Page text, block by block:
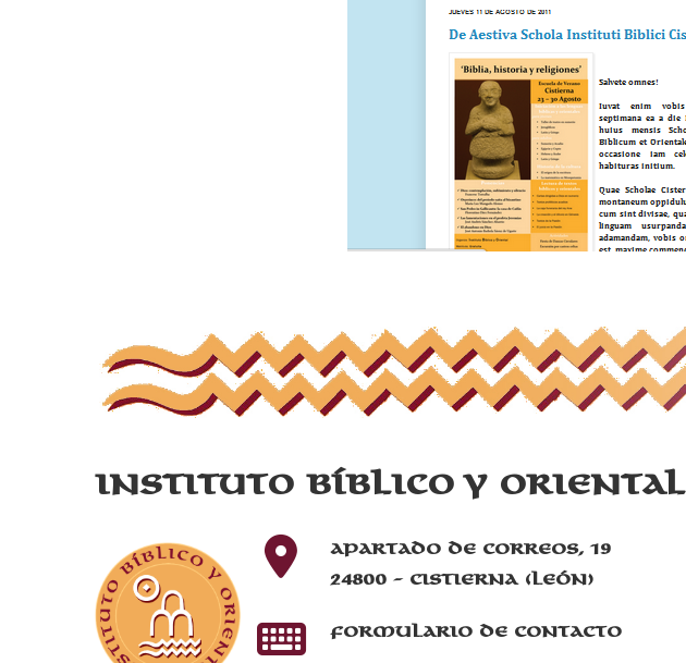
Instituto Bíblico y Oriental
Apartado de correos, 19
24800 - Cistierna (León)
Formulario de contacto